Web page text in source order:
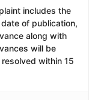
includes the
of publication,
along with
will be
within 15